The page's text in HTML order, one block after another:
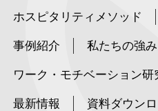
ホスピタリティメソッド
事例紹介 私たちの強み
ワーク・モチベーション研
最新情報 資料ダウン